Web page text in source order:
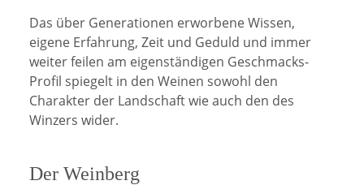
Das über Generationen erworbene Wissen,
eigene Erfahrung, Zeit und Geduld und immer
weiter feilen am eigenständigen Geschmacks-
Profil spiegelt in den Weinen sowohl den
Charakter der Landschaft wie auch den des
Winzers wider.
Der Weinberg